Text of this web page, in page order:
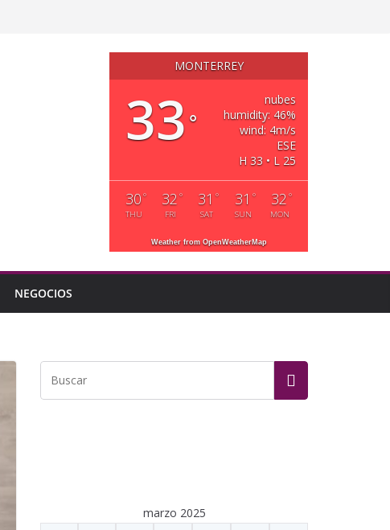
MONTERREY
33°
nubes
humidity: 46%
wind: 4m/s
ESE
H 33 • L 25
30°
THU
32 °
FRI
31 °
SAT
31 °
SUN
32 °
MON
Weather from OpenWeatherMap
NEGOCIOS
marzo 2025